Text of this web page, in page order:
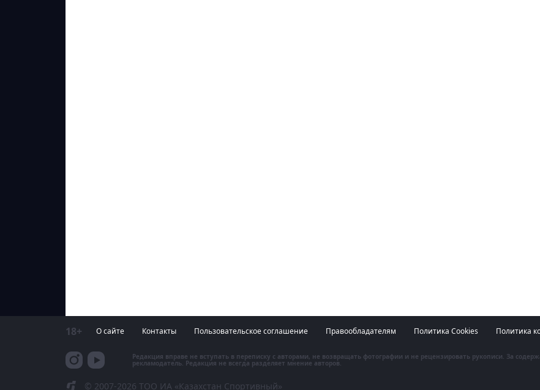
18+ О сайте Контакты Пользовательское соглашение Правообладателям Политика Cookies Политика
Редакция вправе не вступать в переписку с авторами, не возвращать фотографии и не рецензировать рукописи. За
рекламодатель. Редакция не всегда разделяет мнение авторов.
© 2007-2026 ТОО ИА «Казахстан Спортивный»